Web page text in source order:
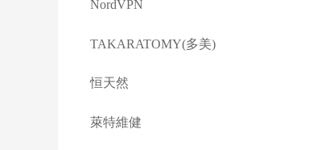
NordVPN
TAKARATOMY(多美)
恒天然
萊特維健